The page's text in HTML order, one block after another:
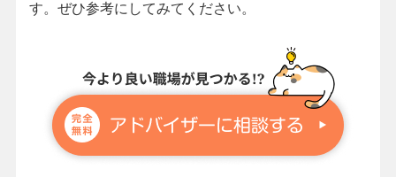
す。ぜひ参考にしてみてください。